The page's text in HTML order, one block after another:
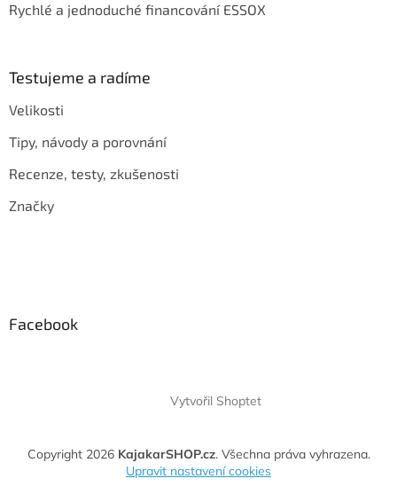
Rychlé a jednoduché financování ESSOX
Testujeme a radíme
Velikosti
Tipy, návody a porovnání
Recenze, testy, zkušenosti
Značky
Facebook
Vytvořil Shoptet
Copyright 2026 KajakarSHOP.cz. Všechna práva vyhrazena.
Upravit nastavení cookies